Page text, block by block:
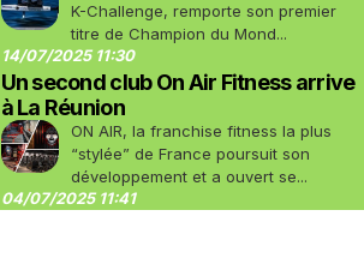
K-Challenge, remporte son premier
titre de Champion du Mond...
14/07/2025 11:30
Un second club On Air Fitness arrive
à La Réunion
ON AIR, la franchise fitness la plus
“stylée” de France poursuit son
développement et a ouvert se...
04/07/2025 11:41